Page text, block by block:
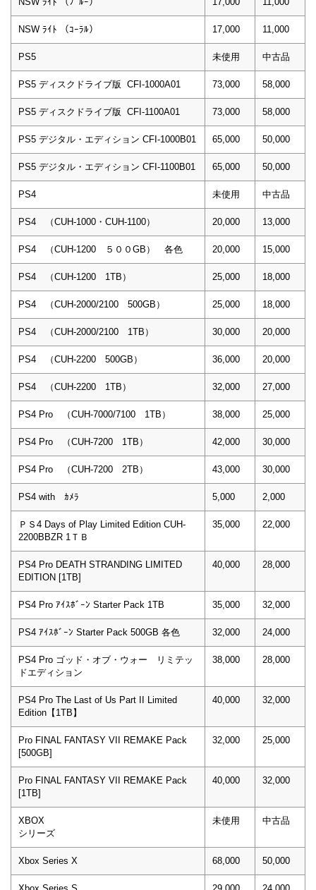
NSW ﾗｲﾄ （ｺｰﾗﾙ） 17,000 11,000
PS5 未使用 中古品
PS5 ディスクドライブ版 CFI-1000A01 73,000 58,000
PS5 ディスクドライブ版 CFI-1100A01 73,000 58,000
PS5 デジタル・エディション CFI-1000B01 65,000 50,000
PS5 デジタル・エディション CFI-1100B01 65,000 50,000
PS4 未使用 中古品
PS4 （CUH-1000・CUH-1100） 20,000 13,000
PS4 （CUH-1200 ５００GB） 各色 20,000 15,000
PS4 （CUH-1200 1TB） 25,000 18,000
PS4 （CUH-2000/2100 500GB） 25,000 18,000
PS4 （CUH-2000/2100 1TB） 30,000 20,000
PS4 （CUH-2200 500GB） 36,000 20,000
PS4 （CUH-2200 1TB） 32,000 27,000
PS4 Pro （CUH-7000/7100 1TB） 38,000 25,000
PS4 Pro （CUH-7200 1TB） 42,000 30,000
PS4 Pro （CUH-7200 2TB） 43,000 30,000
PS4 with ｶﾒﾗ 5,000 2,000
ＰＳ4 Days of Play Limited Edition CUH-
2200BBZR 1ＴＢ
35,000 22,000
PS4 Pro DEATH STRANDING LIMITED
EDITION [1TB]
40,000 28,000
PS4 Pro ｱｲｽﾎﾞｰﾝ Starter Pack 1TB 35,000 32,000
PS4 ｱｲｽﾎﾞｰﾝ Starter Pack 500GB 各色 32,000 24,000
PS4 Pro ゴッド・オブ・ウォー リミテッ
ドエディション
38,000 28,000
PS4 Pro The Last of Us Part II Limited
Edition【1TB】
40,000 32,000
Pro FINAL FANTASY VII REMAKE Pack
[500GB]
32,000 25,000
Pro FINAL FANTASY VII REMAKE Pack
[1TB]
40,000 32,000
XBOX
シリーズ
未使用 中古品
Xbox Series X 68,000 50,000